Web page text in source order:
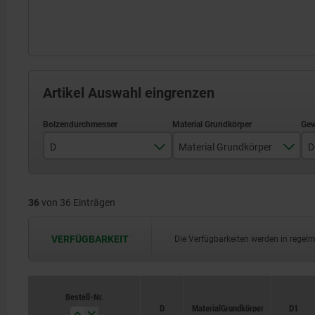
Artikel Auswahl eingrenzen
D
4
Material Grundkörper
36 von 36 Einträgen
VERFÜGBARKEIT Die Verfügbarkeiten werden in
Bestell-Nr.
D
Material Grundkörper D1
Bestell-Nr.
D
Material Grundkörper D1